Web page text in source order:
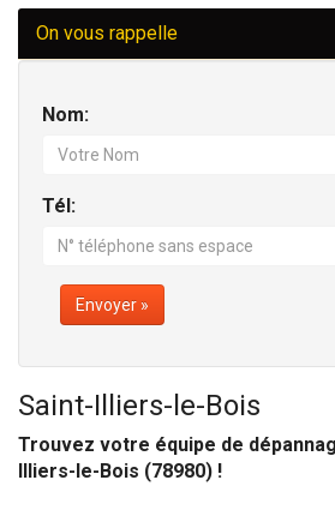
On vous rappelle
Nom:
Tél:
Envoyer »
Saint-Illiers-le-Bois
Trouvez votre équipe de
Illiers-le-Bois (78980) !